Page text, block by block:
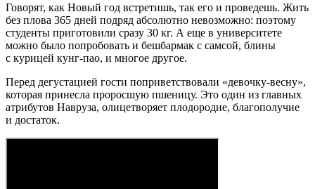
Говорят, как Новый год встретишь, так его и проведешь. Жить
без плова 365 дней подряд абсолютно невозможно: поэтому
студенты приготовили сразу 30 кг. А еще в университете
можно было попробовать и бешбармак с самсой, блины
с курицей кунг-пао, и многое другое.
Перед дегустацией гости поприветствовали «девочку-весну»,
которая принесла проросшую пшеницу. Это один из главных
атрибутов Навруза, олицетворяет плодородие, благополучие
и достаток.